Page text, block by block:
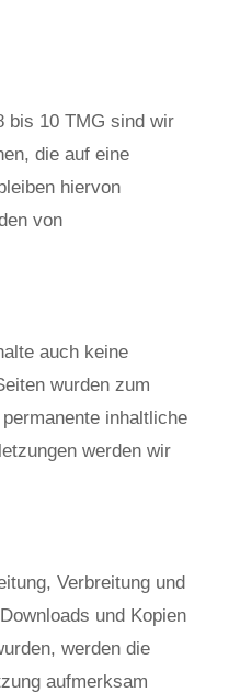
bis 10 TMG sind wir
die auf eine
hiervon
von
auch keine
wurden zum
inhaltliche
werden wir
Verbreitung und
und Kopien
werden die
aufmerksam